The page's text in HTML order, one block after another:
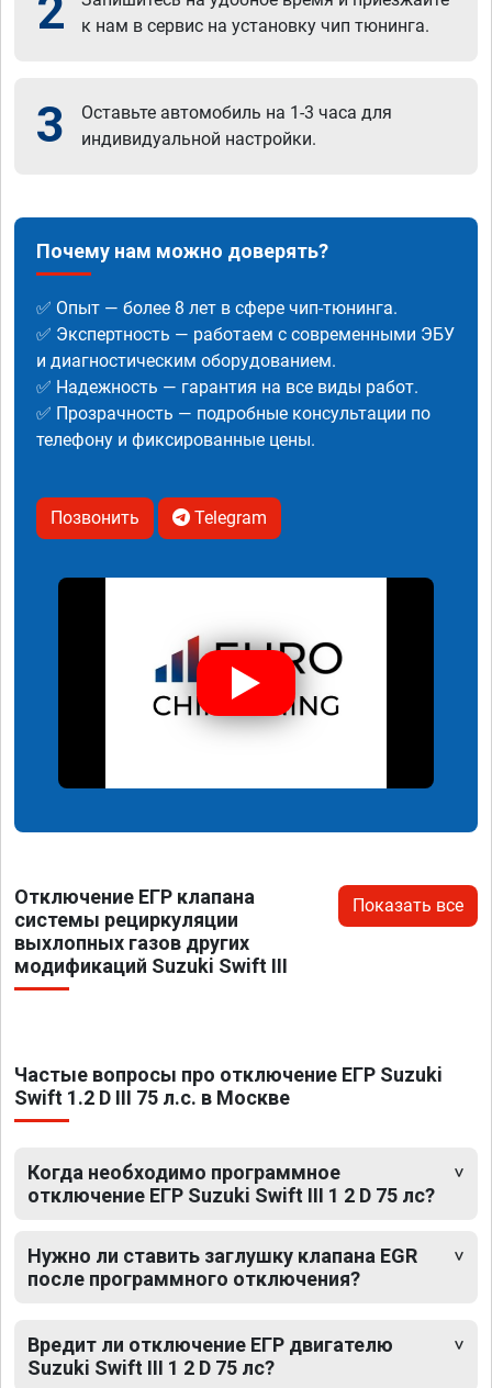
к нам в сервис на установку чип тюнинга.
3
Оставьте автомобиль на 1-3 часа для
индивидуальной настройки.
Почему нам можно доверять?
✅ Опыт — более 8 лет в сфере чип-тюнинга.
✅ Экспертность — работаем с современными ЭБУ
и диагностическим оборудованием.
✅ Надежность — гарантия на все виды работ.
✅ Прозрачность — подробные консультации по
телефону и фиксированные цены.
Позвонить Telegram
Отключение ЕГР клапана
системы рециркуляции
выхлопных газов других
модификаций Suzuki Swift III
Показать все
Частые вопросы про отключение ЕГР Suzuki
Swift 1.2 D III 75 л.с. в Москве
Когда необходимо программное
отключение ЕГР Suzuki Swift III 1 2 D 75 лс?
Нужно ли ставить заглушку клапана EGR
после программного отключения?
Вредит ли отключение ЕГР двигателю
Suzuki Swift III 1 2 D 75 лс?